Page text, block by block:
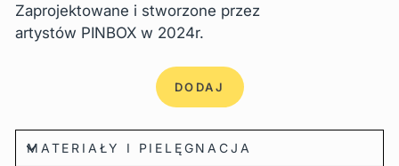
Zaprojektowane i stworzone przez
artystów PINBOX w 2024r.
DODAJ
MATERIAŁY I PIELĘGNACJA